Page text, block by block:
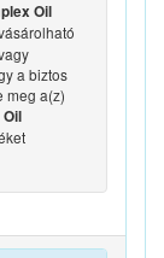
Oil
a biztos
meg a(z)